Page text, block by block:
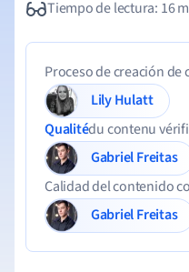
Tiempo de lectura: 16
Proceso de creación
Lily Hulatt
Qualitédu contenu
Gabriel Freitas
Calidad del contenido
Gabriel Freitas